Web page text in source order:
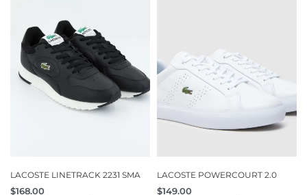
LACOSTE LINETRACK 2231 SMA
$168.00
LACOSTE POWERCOURT 2.0
$149.00